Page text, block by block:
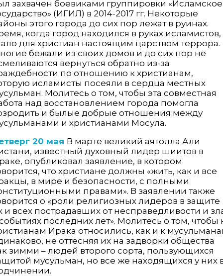
захвачен боевиками группировки «Исламское
(ИГИЛ) в 2014-2017 гг. Некоторые
этого города до сих пор лежат в руинах.
когда город находился в руках исламистов,
для христиан настоящим царством террора.
бежали из своих домов и до сих пор не
вернуться обратно из-за
по отношению к христианам,
исламисты посеяли в сердца местных
Молитесь о том, чтобы эта совместная
над восстановлением города помогла
и былые добрые отношения между
и христианами Мосула.
20 мая В марте великий аятолла Али
известный духовный лидер шиитов в
опубликовал заявление, в котором
что христиане должны «жить, как и все
в мире и безопасности, с полными
правами». В заявлении также
о «роли религиозных лидеров в защите
и всех пострадавших от несправедливости и
последних лет». Молитесь о том, чтобы
Ирака относились, как и к
не оттесняя их на задворки общества
зимми – людей второго сорта, пользующихся
мусульман, но все же находящихся у них